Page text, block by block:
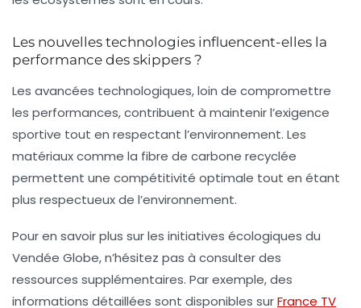
Les nouvelles technologies influencent-elles la
performance des skippers ?
Les avancées technologiques, loin de compromettre
les performances, contribuent à maintenir l’exigence
sportive tout en respectant l’environnement. Les
matériaux comme la fibre de carbone recyclée
permettent une compétitivité optimale tout en étant
plus respectueux de l’environnement.
Pour en savoir plus sur les initiatives écologiques du
Vendée Globe, n’hésitez pas à consulter des
ressources supplémentaires. Par exemple, des
informations détaillées sont disponibles surFrance TV